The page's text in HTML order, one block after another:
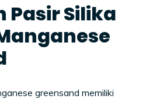
Pasir Silika
greensand memiliki